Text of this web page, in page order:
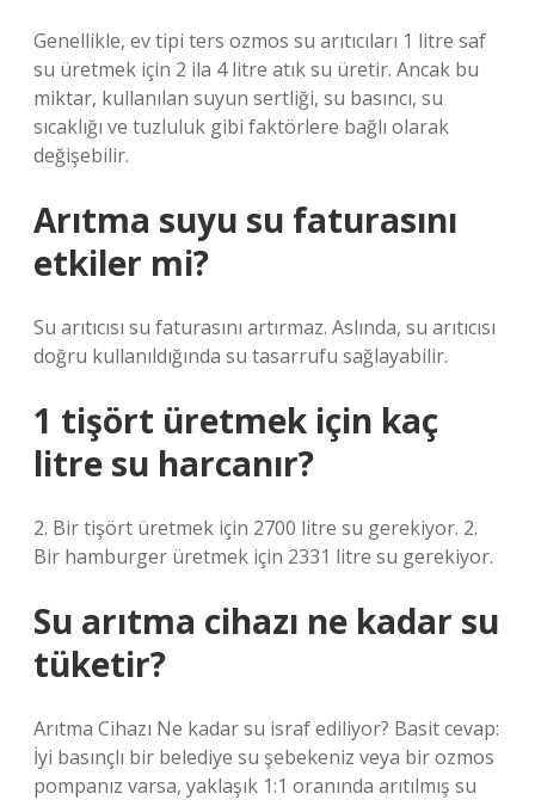
Genellikle, ev tipi ters ozmos su arıtıcıları 1 litre saf
su üretmek için 2 ila 4 litre atık su üretir. Ancak bu
miktar, kullanılan suyun sertliği, su basıncı, su
sıcaklığı ve tuzluluk gibi faktörlere bağlı olarak
değişebilir.
Arıtma suyu su faturasını
etkiler mi?
Su arıtıcısı su faturasını artırmaz. Aslında, su arıtıcısı
doğru kullanıldığında su tasarrufu sağlayabilir.
1 tişört üretmek için kaç
litre su harcanır?
2. Bir tişört üretmek için 2700 litre su gerekiyor. 2.
Bir hamburger üretmek için 2331 litre su gerekiyor.
Su arıtma cihazı ne kadar su
tüketir?
Arıtma Cihazı Ne kadar su israf ediliyor? Basit cevap:
İyi basınçlı bir belediye su şebekeniz veya bir ozmos
pompanız varsa, yaklaşık 1:1 oranında arıtılmış su